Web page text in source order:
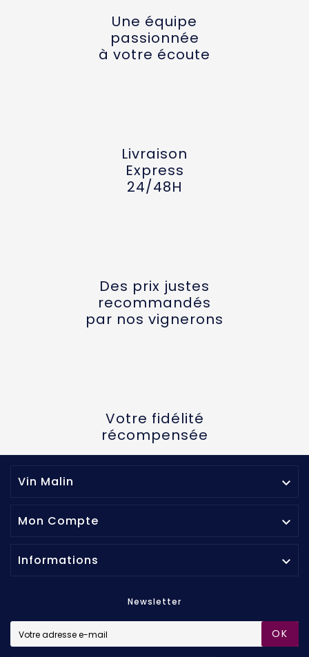
Une équipe
passionnée
à votre écoute
Livraison
Express
24/48H
Des prix justes
recommandés
par nos vignerons
Votre fidélité
récompensée
Vin Malin 
Mon Compte 
Informations 
Newsletter
OK